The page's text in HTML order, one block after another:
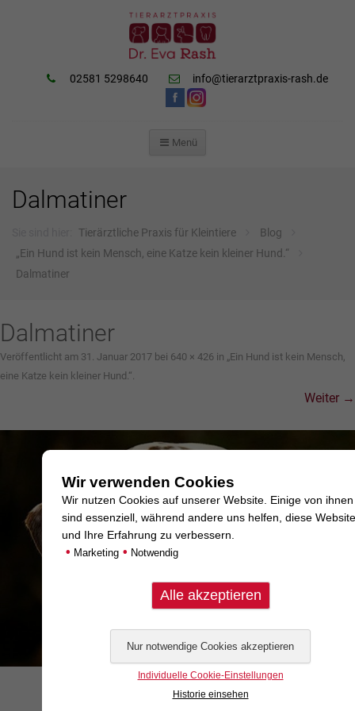
02581 5298640 info@tierarztpraxis-rash.de
Menü
SPRINGEN
Dalmatiner
Tierärztliche Praxis für Kleintiere
Blog
„Ein Hund ist kein Mensch, eine Katze kein kleiner Hund.“
Dalmatiner
Dalmatiner
Veröffentlicht am 31. Januar 2017 bei 640 × 426 in „Ein Hund ist kein Mensch,
eine Katze kein kleiner Hund.“.
Weiter →
Wir verwenden Cookies
Wir nutzen Cookies auf unserer Website. Einige von ihnen
sind essenziell, während andere uns helfen, diese Website
und Ihre Erfahrung zu verbessern.
• Marketing • Notwendig
Individuelle Cookie-Einstellungen
Historie einsehen